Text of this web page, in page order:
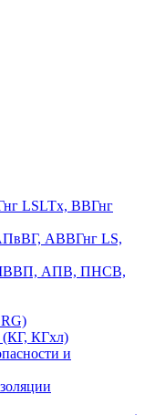
LSLTx, ВВГнг
АВВГнг LS,
АПВ, ПНСВ,
(КГ, КГхл)
и